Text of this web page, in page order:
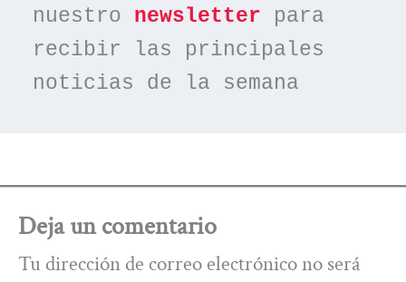
nuestro newsletter para
recibir las principales
noticias de la semana
Deja un comentario
Tu dirección de correo electrónico no será